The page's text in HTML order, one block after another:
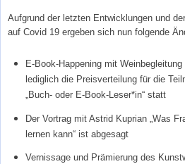
Aufgrund der letzten Entwicklungen und
auf Covid 19 ergeben sich nun folgende
E-Book-Happening mit
lediglich die Preisverteilung für die
„Buch- oder E-Book-Leser*in“ statt
Der Vortrag mit Astrid Kuprian „Was
lernen kann“ ist abgesagt
Vernissage und Prämierung des